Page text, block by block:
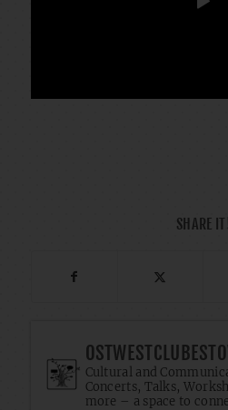
SHARE
Cultural and
Concerts, Talks,
more – a space to